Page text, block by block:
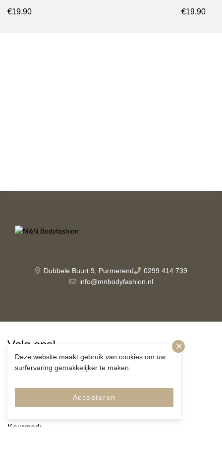
Deze website maakt gebruik van cookies om uw
surfervaring gemakkelijker te maken.
Accepteren
€19.90 €19.90
Dubbele Buurt 9, Purmerend
0299 414 739
info@mnbodyfashion.nl
Volg ons!